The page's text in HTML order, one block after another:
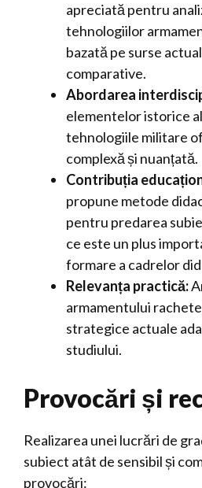
apreciată pentru
tehnologiilor
bazată pe surse
comparative.
Abordarea
elementelor istorice
tehnologiile militare
complexă și nuanțată.
Contribuția
propune metode
pentru predarea
ce este un plus
formare a cadrelor
Relevanța practică:
armamentului
strategice actuale
studiului.
Provocări și
Realizarea unei lucrări de
subiect atât de sensibil și
provocări: